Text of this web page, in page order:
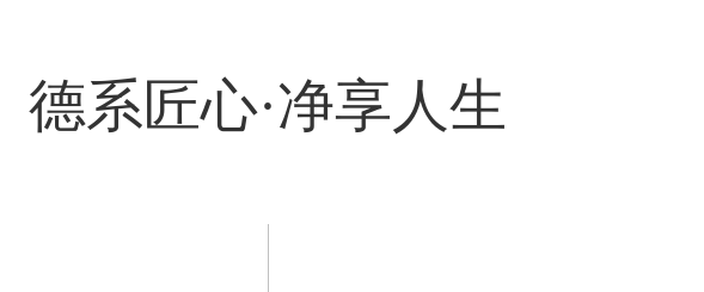
德系匠心·净享人生